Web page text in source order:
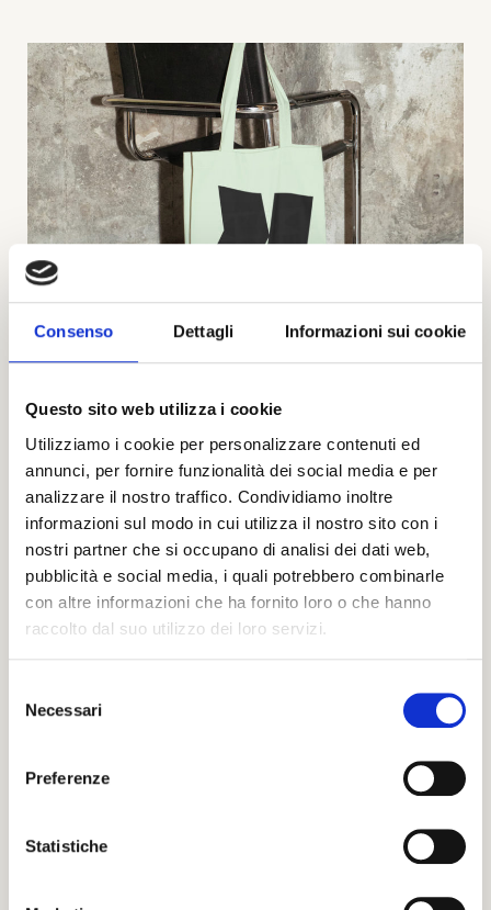
Consenso Dettagli Informazioni sui cookie
Questo sito web utilizza i cookie
Utilizziamo i cookie per personalizzare contenuti ed
annunci, per fornire funzionalità dei social media e per
analizzare il nostro traffico. Condividiamo inoltre
informazioni sul modo in cui utilizza il nostro sito con i
nostri partner che si occupano di analisi dei dati web,
pubblicità e social media, i quali potrebbero combinarle
con altre informazioni che ha fornito loro o che hanno
raccolto dal suo utilizzo dei loro servizi.
Necessari
Preferenze
Statistiche
24 Marzo 2023
Identity Instagram Templates Erika Guddemi è una
giovane artista e Visual Designer dallo stile minimale e
colorato.